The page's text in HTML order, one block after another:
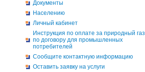
Документы
Населению
Личный кабинет
Инструкция по оплате за природный газ
по договору для промышленных
потребителей
Сообщите контактную информацию
Оставить заявку на услуги